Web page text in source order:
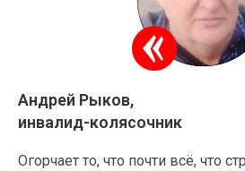
Андрей Рыков,
инвалид-колясочник
Огорчает то, что почти всё, что